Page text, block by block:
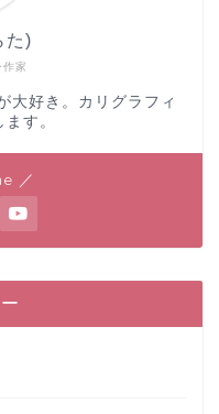
家
た)
大好き。カリグラフィ
す。
／